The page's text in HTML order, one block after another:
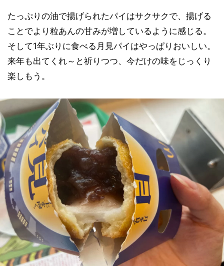
たっぷりの油で揚げられたパイはサクサクで、揚げる
ことでより粒あんの甘みが増しているように感じる。
そして1年ぶりに食べる月見パイはやっぱりおいしい。
来年も出てくれ～と祈りつつ、今だけの味をじっくり
楽しもう。